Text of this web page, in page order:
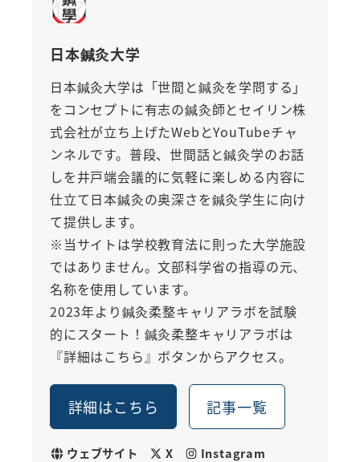
日本鍼灸大学
日本鍼灸大学は「世間と鍼灸を学問する」
をコンセプトに有志の鍼灸師とセイリン株
式会社が立ち上げたWebとYouTubeチャ
ンネルです。普段、世間話と鍼灸学のお話
しを井戸端会議的に気軽に楽しめる内容に
仕立て日本鍼灸の奥深さを鍼灸学生に向け
て提供します。
※当サイトは学校教育法に則った大学施設
ではありません。文部科学省の指導の元、
名称を使用しています。
2023年より鍼灸柔整キャリアラボを試験
的にスタート！鍼灸柔整キャリアラボは
『詳細はこちら』ボタンからアクセス。
詳細はこちら 記事一覧
ウェブサイト X
Instagram